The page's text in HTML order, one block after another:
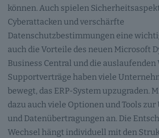
können. Auch spielen
Cyberattacken und verschärfte
Datenschutzbestimmungen eine
auch die Vorteile des neuen Microsoft
Business Central und die
Supportverträge haben viele
bewegt, das ERP-System upzugraden.
dazu auch viele Optionen und Tools
und Datenübertragungen an. Die
Wechsel hängt individuell mit den